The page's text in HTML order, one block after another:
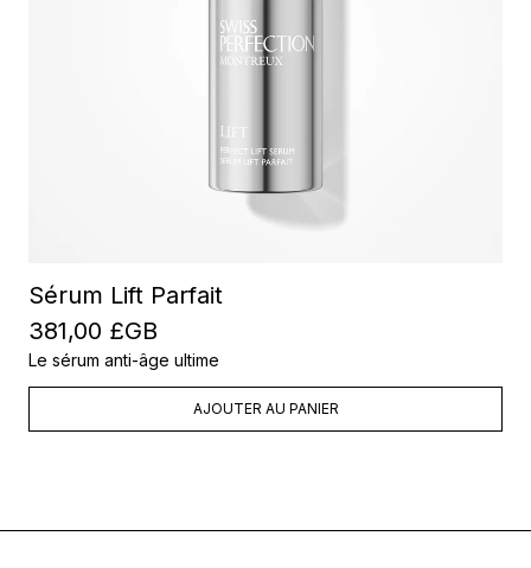
Sérum Lift Parfait
381,00 £GB
Le sérum anti-âge ultime
AJOUTER AU PANIER